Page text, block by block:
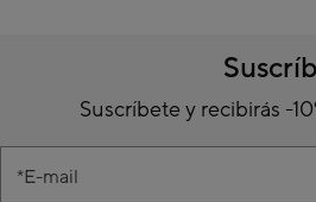
Suscríbete y recibirás -
E-mail